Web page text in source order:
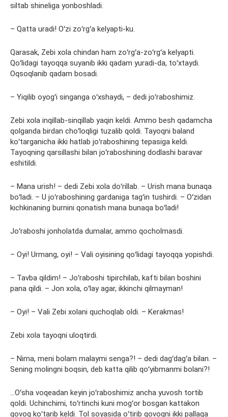
siltab shineliga yonboshladi.
– Qatta uradi! Oʻzi zoʻrgʻa kelyapti-ku.
Qarasak, Zebi xola chindan ham zoʻrgʻa-zoʻrgʻa kelyapti.
Qoʻlidagi tayoqqa suyanib ikki qadam yuradi-da, toʻxtaydi.
Oqsoqlanib qadam bosadi.
– Yiqilib oyogʻi singanga oʻxshaydi, – dedi joʻraboshimiz.
Zebi xola inqillab-sinqillab yaqin keldi. Ammo besh qadamcha
qolganda birdan choʻloqligi tuzalib qoldi. Tayoqni baland
koʻtarganicha ikki hatlab joʻraboshining tepasiga keldi.
Tayoqning qarsillashi bilan joʻraboshining dodlashi baravar
eshitildi.
– Mana urish! – dedi Zebi xola doʻrillab. – Urish mana bunaqa
boʻladi. – U joʻraboshining gardaniga tagʻin tushirdi. – Oʻzidan
kichkinaning burnini qonatish mana bunaqa boʻladi!
Joʻraboshi jonholatda dumalar, ammo qocholmasdi.
– Oyi! Urmang, oyi! – Vali oyisining qoʻlidagi tayoqqa yopishdi.
– Tavba qildim! – Joʻraboshi tipirchilab, kafti bilan boshini
pana qildi. – Jon xola, oʻlay agar, ikkinchi qilmayman!
– Oyi! – Vali Zebi xolani quchoqlab oldi. – Kerakmas!
Zebi xola tayoqni uloqtirdi.
– Nima, meni bolam malaymi senga?! – dedi dagʻdagʻa bilan. –
Sening molingni boqsin, deb katta qilib qoʻyibmanmi bolani?!
…Oʻsha voqeadan keyin joʻraboshimiz ancha yuvosh tortib
qoldi. Uchinchimi, toʻrtinchi kuni mogʻor bosgan kattakon
qovoq koʻtarib keldi. Tol soyasida oʻtirib qovoqni ikki pallaga